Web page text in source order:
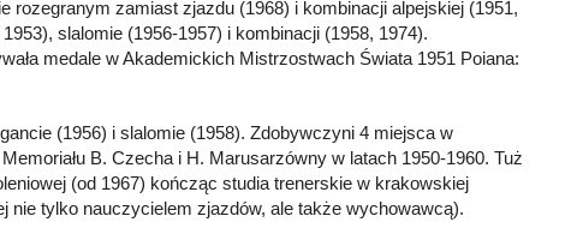
rozegranym zamiast zjazdu (1968) i kombinacji alpejskiej (1951,
slalomie (1956-1957) i kombinacji (1958, 1974).
medale w Akademickich Mistrzostwach Świata 1951 Poiana:
(1956) i slalomie (1958). Zdobywczyni 4 miejsca w
B. Czecha i H. Marusarzówny w latach 1950-1960. Tuż
(od 1967) kończąc studia trenerskie w krakowskiej
nie tylko nauczycielem zjazdów, ale także wychowawcą).